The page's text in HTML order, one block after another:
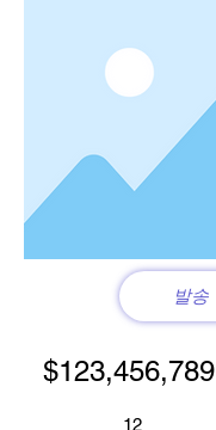
발송
$123,456,789
12